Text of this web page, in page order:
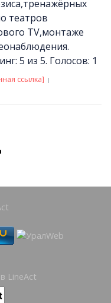
театров
TV,монтаже
5 из 5. Голосов: 1
ссылка]
LineAct